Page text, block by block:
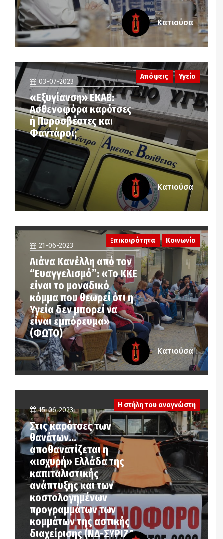
Κατιούσα
03-07-2023
«Εξυγίανση» ΕΚΑΒ:
Ασθενοφόρα καρότσες
ή Πυροσβέστες και
Φαντάροι;
Απόψεις Υγεία
Κατιούσα
21-06-2023
Λιάνα Κανέλλη από τον
“Ευαγγελισμό”: «Το ΚΚΕ
είναι το μοναδικό
κόμμα που θεωρεί ότι η
Υγεία δεν μπορεί να
είναι εμπόρευμα»
(ΦΩΤΟ)
Επικαιρότητα Κοινωνία
Κατιούσα
15-06-2023
Στις καρότσες των
θανάτων…
αποθανατίζεται η
«ισχυρή» Ελλάδα της
καπιταλιστικής
ανάπτυξης και των
κοστολογημένων
προγραμμάτων των
κομμάτων της αστικής
διαχείρισης (ΝΔ-ΣΥΡΙΖΑ-
Η στήλη του αναγνώστη